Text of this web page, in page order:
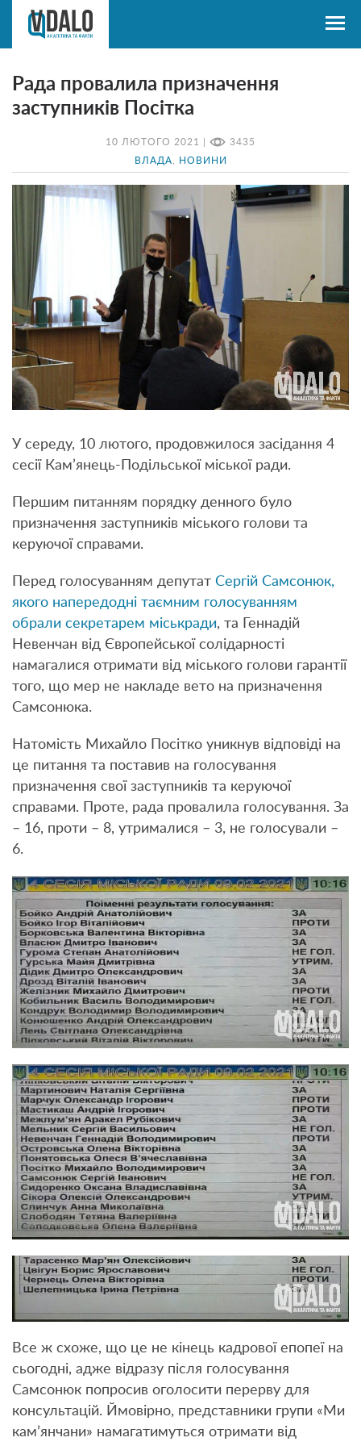
10 ЛЮТОГО 2021 | 3435
ВЛАДА НОВИНИ
Рада провалила призначення
заступників Посітка
У середу, 10 лютого, продовжилося засідання 4
сесії Кам’янець-Подільської міської ради.
Першим питанням порядку денного було
призначення заступників міського голови та
керуючої справами.
Перед голосуванням депутат Сергій Самсонюк,
якого напередодні таємним голосуванням
обрали секретарем міськради, та Геннадій
Невенчан від Європейської солідарності
намагалися отримати від міського голови гарантії
того, що мер не накладе вето на призначення
Самсонюка.
Натомість Михайло Посітко уникнув відповіді на
це питання та поставив на голосування
призначення свої заступників та керуючої
справами. Проте, рада провалила голосування. За
– 16, проти – 8, утрималися – 3, не голосували –
6.
Все ж схоже, що це не кінець кадрової епопеї на
сьогодні, адже відразу після голосування
Самсонюк попросив оголосити перерву для
консультацій. Ймовірно, представники групи «Ми
кам’янчани» намагатимуться отримати від